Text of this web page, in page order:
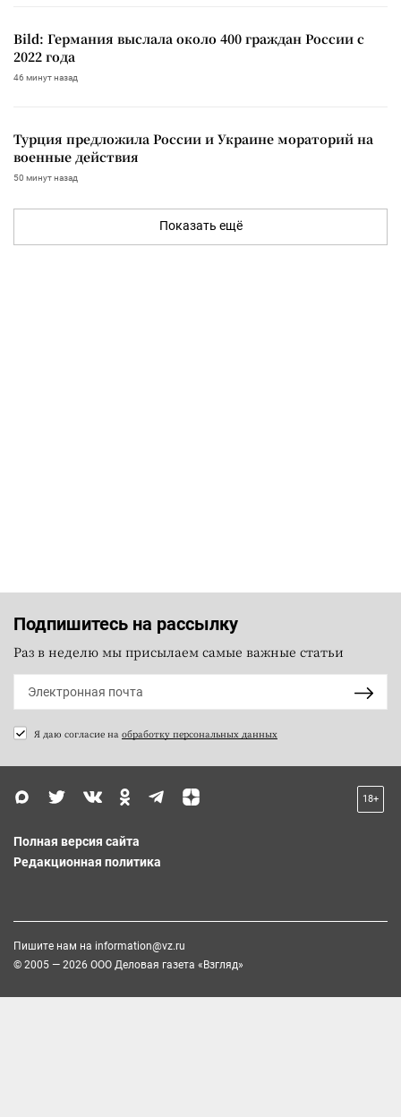
Bild: Германия выслала около 400 граждан России с
2022 года
46 минут назад
Турция предложила России и Украине мораторий на
военные действия
50 минут назад
Показать ещё
Подпишитесь на рассылку
Раз в неделю мы присылаем самые важные статьи
Я даю согласие на обработку персональных данных
18+
Полная версия сайта
Редакционная политика
Пишите нам на information@vz.ru
© 2005 — 2026 ООО Деловая газета «Взгляд»